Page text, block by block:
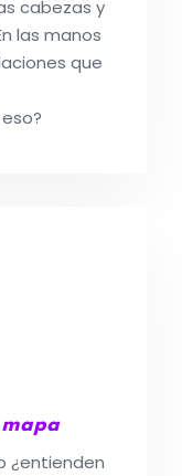
cabezas y
las manos
que
mapa
¿entienden